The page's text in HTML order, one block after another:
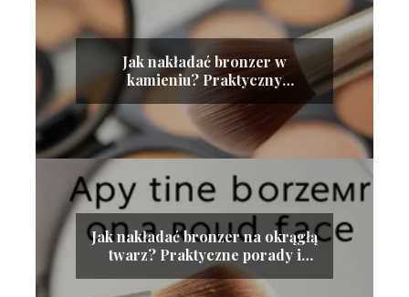
Jak nakładać bronzer w
kamieniu? Praktyczny
Jak nakładać bronzer na okrągłą
twarz? Praktyczne porady i
techniki